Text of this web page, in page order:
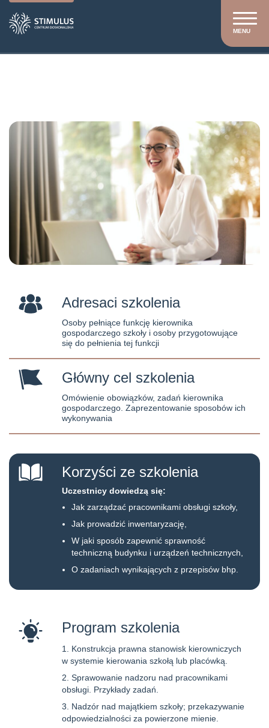
MENU
Adresaci szkolenia
Osoby pełniące funkcję kierownika
gospodarczego szkoły i osoby przygotowujące
się do pełnienia tej funkcji
Główny cel szkolenia
Omówienie obowiązków, zadań kierownika
gospodarczego. Zaprezentowanie sposobów ich
wykonywania
Korzyści ze szkolenia
Uczestnicy dowiedzą się:
Jak zarządzać pracownikami obsługi szkoły,
Jak prowadzić inwentaryzację,
W jaki sposób zapewnić sprawność
techniczną budynku i urządzeń technicznych,
O zadaniach wynikających z przepisów bhp.
Program szkolenia
Konstrukcja prawna stanowisk kierowniczych
w systemie kierowania szkołą lub placówką.
Sprawowanie nadzoru nad pracownikami
obsługi. Przykłady zadań.
Nadzór nad majątkiem szkoły; przekazywanie
odpowiedzialności za powierzone mienie.